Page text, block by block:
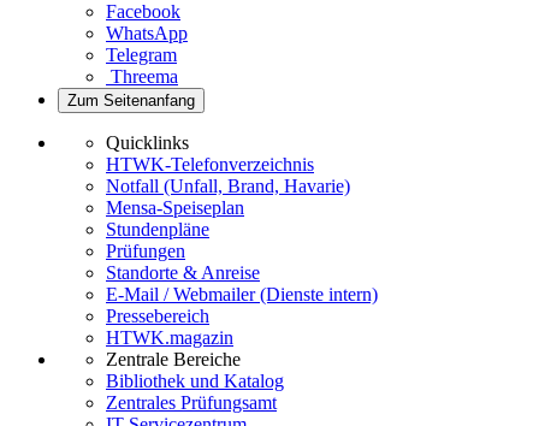
Facebook
WhatsApp
Telegram
Threema
Zum Seitenanfang
Quicklinks
HTWK-Telefonverzeichnis
Notfall (Unfall, Brand, Havarie)
Mensa-Speiseplan
Stundenpläne
Prüfungen
Standorte & Anreise
E-Mail / Webmailer (Dienste intern)
Pressebereich
HTWK.magazin
Zentrale Bereiche
Bibliothek und Katalog
Zentrales Prüfungsamt